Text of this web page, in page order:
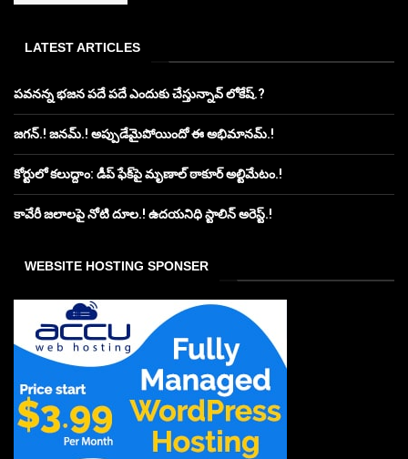
LATEST ARTICLES
పవనన్న భజన పదే పదే ఎందుకు చేస్తున్నావ్ లోకేష్.?
జగన్.! జనమ్.! అప్పుడేమైపోయిందో ఈ అభిమానమ్.!
కోర్టులో కలుద్దాం: డీప్ ఫేక్‌పై మృణాల్ ఠాకూర్ అల్టిమేటం.!
కావేరీ జలాలపై నోటి దూల.! ఉదయనిధి స్టాలిన్ అరెస్ట్.!
WEBSITE HOSTING SPONSER